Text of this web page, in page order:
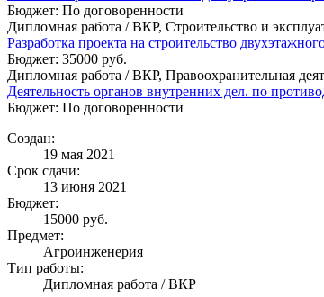
Бюджет: По договоренности
Дипломная работа / ВКР, Строительство и
Разработка проекта на строительство
Бюджет: 35000 руб.
Дипломная работа / ВКР, Правоохранительная
Деятельность органов внутренних дел. по
Бюджет: По договоренности
Создан:
19 мая 2021
Срок сдачи:
13 июня 2021
Бюджет:
15000 руб.
Предмет:
Агроинженерия
Тип работы:
Дипломная работа / ВКР